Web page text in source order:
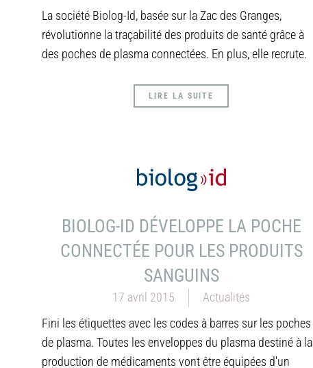
La société Biolog-Id, basée sur la Zac des Granges,
révolutionne la traçabilité des produits de santé grâce à
des poches de plasma connectées. En plus, elle recrute.
LIRE LA SUITE
BIOLOG-ID DÉVELOPPE LA POCHE
CONNECTÉE POUR LES PRODUITS
SANGUINS
17 avril 2015
Actualités
Fini les étiquettes avec les codes à barres sur les poches
de plasma. Toutes les enveloppes du plasma destiné à la
production de médicaments vont être équipées d'un